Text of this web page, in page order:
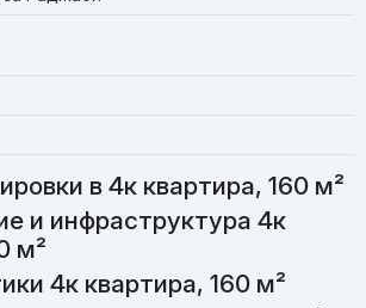
в 4к квартира, 160 м²
и инфраструктура 4к
м²
4к квартира, 160 м²